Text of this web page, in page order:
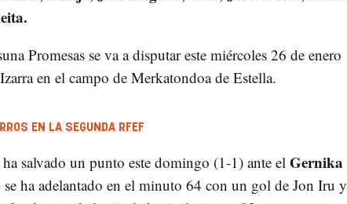
Promesas se va a disputar este miércoles 26 de enero
en el campo de Merkatondoa de Estella.
EN LA SEGUNDA RFEF
ha salvado un punto este domingo (1-1) ante elGernika
ha adelantado en el minuto 64 con un gol de Jon Iru y